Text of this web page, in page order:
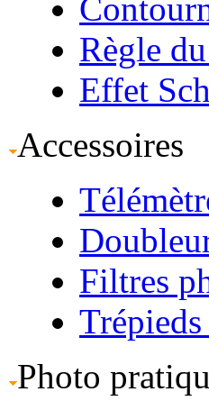
Règle
Effet
Accessoires
Filtres
Photo